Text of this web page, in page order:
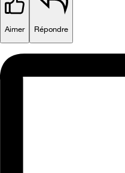
Aimer Répondre